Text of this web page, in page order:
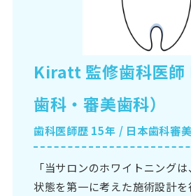
Kiratt 監修歯科医師
歯科・審美歯科）
歯科医師歴 15年 / 日本歯科審
「当サロンのホワイトニング
状態を第一に考えた施術設計を